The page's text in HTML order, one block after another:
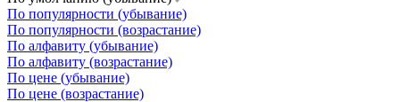
По популярности (убывание)
По популярности (возрастание)
По алфавиту (убывание)
По алфавиту (возрастание)
По цене (убывание)
По цене (возрастание)